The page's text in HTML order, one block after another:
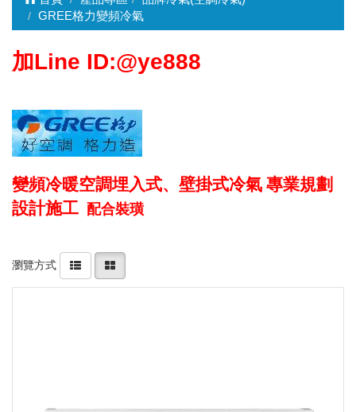
GREE格力變頻冷氣
加Line ID:@ye888
變頻冷暖空調埋入式、壁掛式冷氣 專業規劃
設計施工 配合裝璜
瀏覽方式